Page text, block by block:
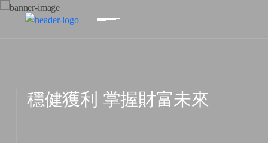
AI 自動交易掌握市場先機
穩健獲利 掌握財富未來